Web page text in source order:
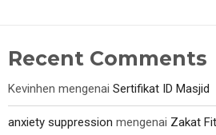
Recent Comments
Kevinhen mengenai Sertifikat ID Masjid
anxiety suppression mengenai Zakat